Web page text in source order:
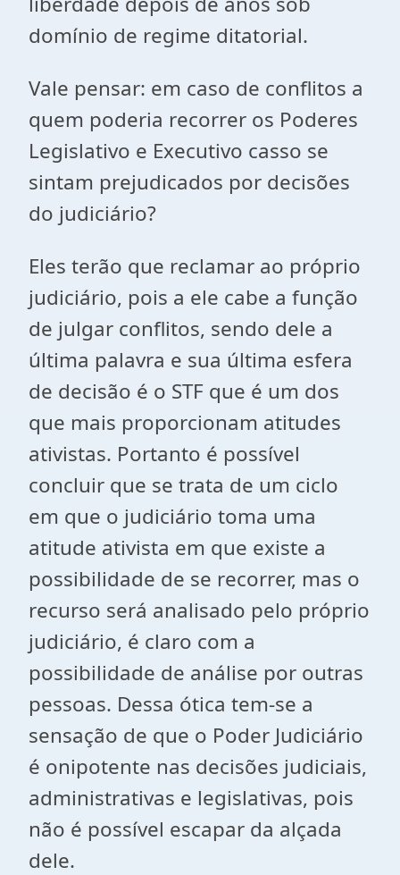
domínio de regime ditatorial.
Vale pensar: em caso de conflitos a
quem poderia recorrer os Poderes
Legislativo e Executivo casso se
sintam prejudicados por decisões
do judiciário?
Eles terão que reclamar ao próprio
judiciário, pois a ele cabe a função
de julgar conflitos, sendo dele a
última palavra e sua última esfera
de decisão é o STF que é um dos
que mais proporcionam atitudes
ativistas. Portanto é possível
concluir que se trata de um ciclo
em que o judiciário toma uma
atitude ativista em que existe a
possibilidade de se recorrer, mas o
recurso será analisado pelo próprio
judiciário, é claro com a
possibilidade de análise por outras
pessoas. Dessa ótica tem-se a
sensação de que o Poder Judiciário
é onipotente nas decisões judiciais,
administrativas e legislativas, pois
não é possível escapar da alçada
dele.